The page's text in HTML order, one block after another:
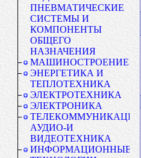
ПНЕВМАТИЧЕСКИЕ
СИСТЕМЫ И
КОМПОНЕНТЫ
ОБЩЕГО
НАЗНАЧЕНИЯ
МАШИНОСТРОЕНИЕ
ЭНЕРГЕТИКА И
ТЕПЛОТЕХНИКА
ЭЛЕКТРОТЕХНИКА
ЭЛЕКТРОНИКА
ТЕЛЕКОММУНИКАЦИИ.
АУДИО-И
ВИДЕОТЕХНИКА
ИНФОРМАЦИОННЫЕ